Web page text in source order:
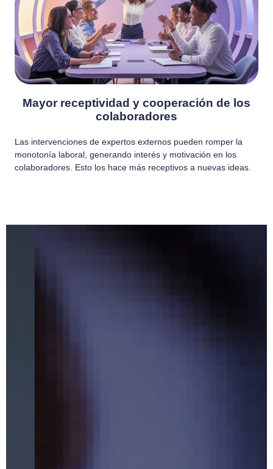
Mayor receptividad y cooperación de los
colaboradores
Las intervenciones de expertos externos pueden romper la
monotonía laboral, generando interés y motivación en los
colaboradores. Esto los hace más receptivos a nuevas ideas.